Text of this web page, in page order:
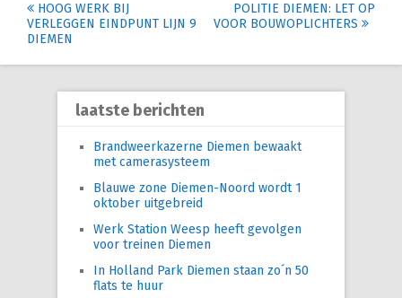
Post
navigation
HOOG WERK BIJ
VERLEGGEN EINDPUNT LIJN 9
DIEMEN
POLITIE DIEMEN: LET OP
VOOR BOUWOPLICHTERS
laatste berichten
Brandweerkazerne Diemen bewaakt
met camerasysteem
Blauwe zone Diemen-Noord wordt 1
oktober uitgebreid
Werk Station Weesp heeft gevolgen
voor treinen Diemen
In Holland Park Diemen staan zo´n 50
flats te huur